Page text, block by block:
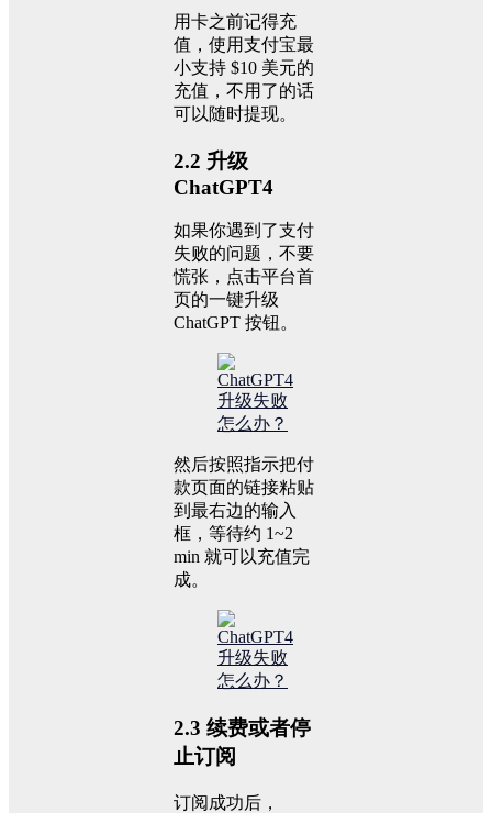
用卡之前记得充
值，使用支付宝最
小支持 $10 美元的
充值，不用了的话
可以随时提现。
2.2 升级
ChatGPT4
如果你遇到了支付
失败的问题，不要
慌张，点击平台首
页的一键升级
ChatGPT 按钮。
然后按照指示把付
款页面的链接粘贴
到最右边的输入
框，等待约 1~2
min 就可以充值完
成。
2.3 续费或者停
止订阅
订阅成功后，